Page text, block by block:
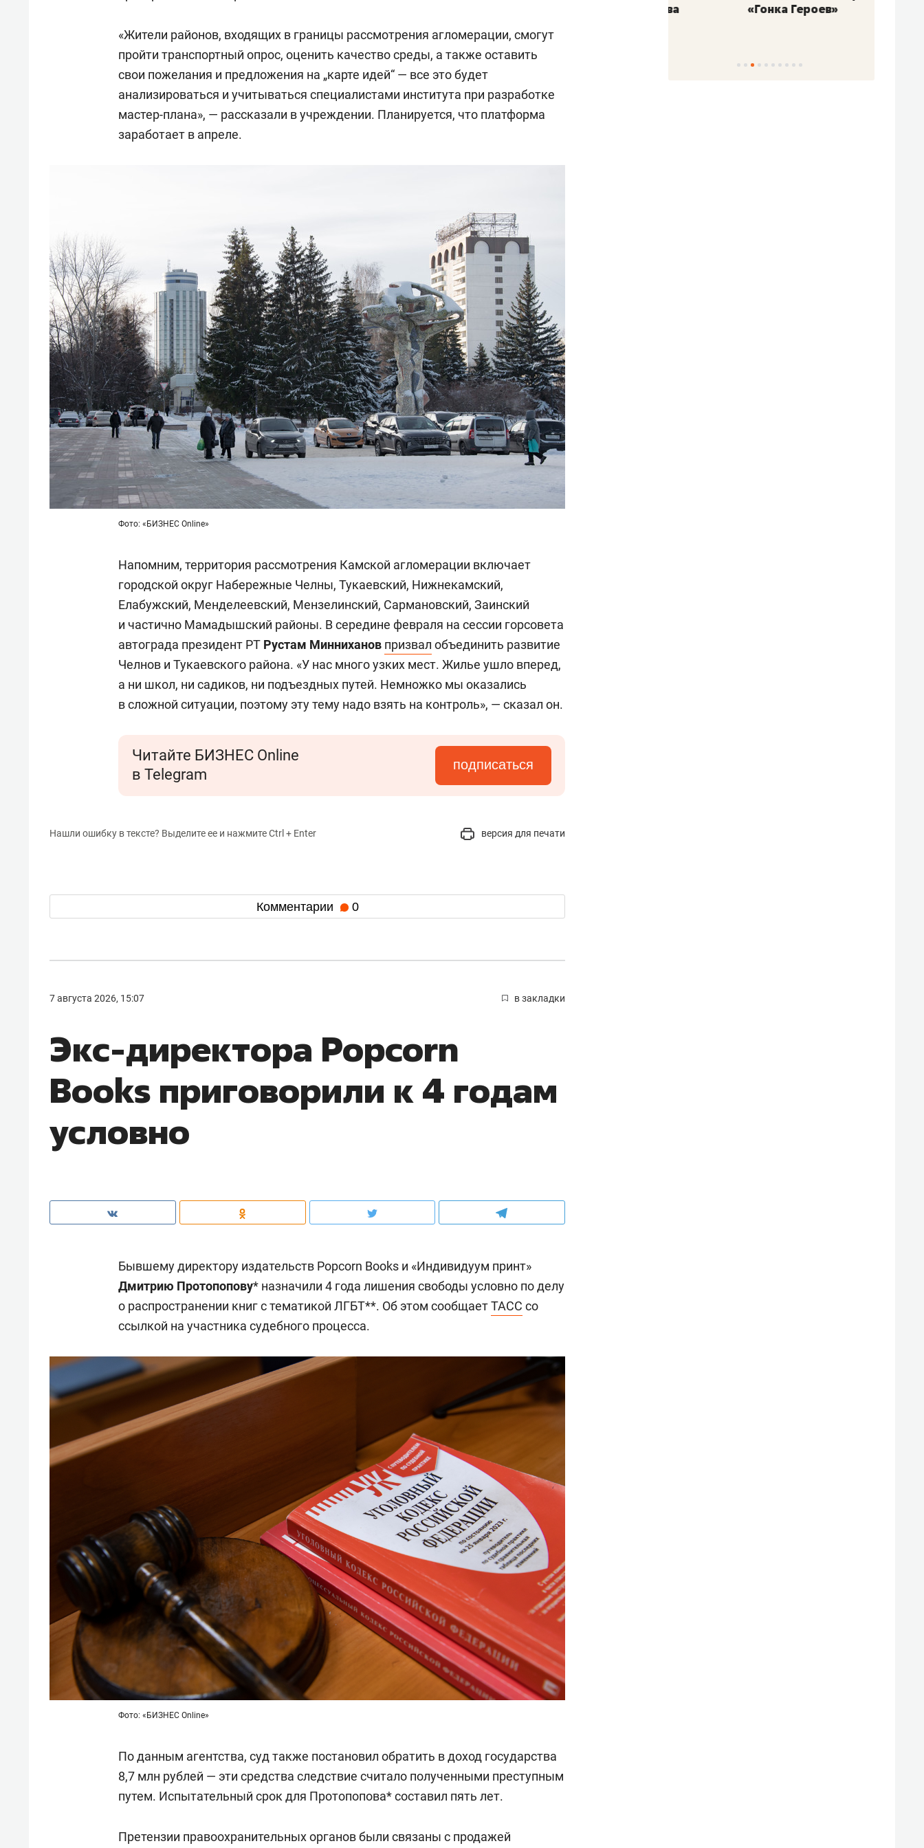
«Жители районов, входящих в границы рассмотрения агломерации, смогут
пройти транспортный опрос, оценить качество среды, а также оставить
свои пожелания и предложения на „карте идей“ — все это будет
анализироваться и учитываться специалистами института при разработке
мастер-плана», — рассказали в учреждении. Планируется, что платформа
заработает в апреле.
Фото: «БИЗНЕС Online»
Напомним, территория рассмотрения Камской агломерации включает
городской округ Набережные Челны, Тукаевский, Нижнекамский,
Елабужский, Менделеевский, Мензелинский, Сармановский, Заинский
и частично Мамадышский районы. В середине февраля на сессии горсовета
автограда президент РТ Рустам Минниханов призвал объединить развитие
Челнов и Тукаевского района. «У нас много узких мест. Жилье ушло вперед,
а ни школ, ни садиков, ни подъездных путей. Немножко мы оказались
в сложной ситуации, поэтому эту тему надо взять на контроль», — сказал он.
Читайте БИЗНЕС Online
в Telegram
подписаться
Нашли ошибку в тексте? Выделите ее и нажмите Ctrl + Enter версия для печати
Комментарии 0
7 августа 2026, 15:07 в закладки
Экс-директора Popcorn
Books приговорили к 4 годам
условно
Бывшему директору издательств Popcorn Books и «Индивидуум принт»
Дмитрию Протопопову* назначили 4 года лишения свободы условно по делу
о распространении книг с тематикой ЛГБТ**. Об этом сообщаетТАСС со
ссылкой на участника судебного процесса.
Фото: «БИЗНЕС Online»
По данным агентства, суд также постановил обратить в доход государства
8,7 млн рублей — эти средства следствие считало полученными преступным
путем. Испытательный срок для Протопопова* составил пять лет.
Претензии правоохранительных органов были связаны с продажей
«Гонка Героев»